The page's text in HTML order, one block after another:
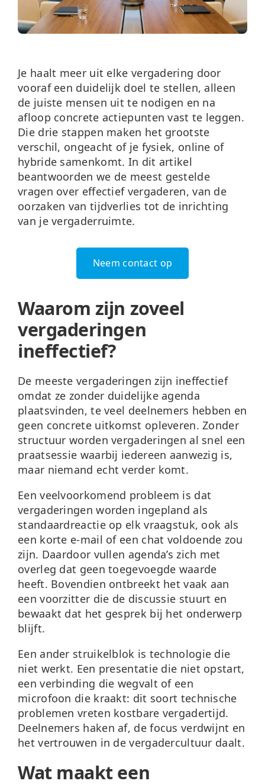
Neem contact op
Je haalt meer uit elke vergadering door
vooraf een duidelijk doel te stellen, alleen
de juiste mensen uit te nodigen en na
afloop concrete actiepunten vast te leggen.
Die drie stappen maken het grootste
verschil, ongeacht of je fysiek, online of
hybride samenkomt. In dit artikel
beantwoorden we de meest gestelde
vragen over effectief vergaderen, van de
oorzaken van tijdverlies tot de inrichting
van je vergaderruimte.
Neem contact op
Waarom zijn zoveel
vergaderingen
ineffectief?
De meeste vergaderingen zijn ineffectief
omdat ze zonder duidelijke agenda
plaatsvinden, te veel deelnemers hebben en
geen concrete uitkomst opleveren. Zonder
structuur worden vergaderingen al snel een
praatsessie waarbij iedereen aanwezig is,
maar niemand echt verder komt.
Een veelvoorkomend probleem is dat
vergaderingen worden ingepland als
standaardreactie op elk vraagstuk, ook als
een korte e-mail of een chat voldoende zou
zijn. Daardoor vullen agenda’s zich met
overleg dat geen toegevoegde waarde
heeft. Bovendien ontbreekt het vaak aan
een voorzitter die de discussie stuurt en
bewaakt dat het gesprek bij het onderwerp
blijft.
Een ander struikelblok is technologie die
niet werkt. Een presentatie die niet opstart,
een verbinding die wegvalt of een
microfoon die kraakt: dit soort technische
problemen vreten kostbare vergadertijd.
Deelnemers haken af, de focus verdwijnt en
het vertrouwen in de vergadercultuur daalt.
Wat maakt een